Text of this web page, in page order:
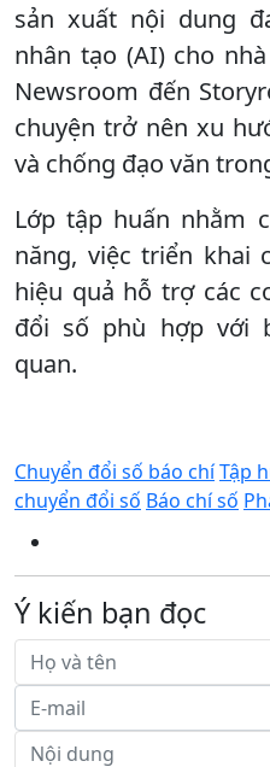
sản xuất nội dung
nhân tạo (AI) cho
Newsroom đến
chuyện trở nên xu
và chống đạo văn
Lớp tập huấn nhằm
năng, việc triển khai
hiệu quả hỗ trợ các
đổi số phù hợp với
quan.
Chuyển đổi số báo chíTập
chuyển đổi số Báo chí số
Ý kiến bạn đọc